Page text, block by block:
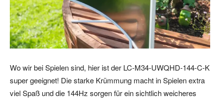
Wo wir bei Spielen sind, hier ist der LC-M34-UWQHD-144-C-K
super geeignet! Die starke Krümmung macht in Spielen extra
viel Spaß und die 144Hz sorgen für ein sichtlich weicheres